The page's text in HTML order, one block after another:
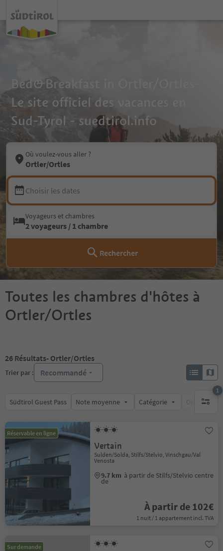
Bed&Breakfast in Ortler/Ortles-
Le site officiel des vacances en
Sud-Tyrol - suedtirol.info
Où voulez-vous aller ?
Ortler/Ortles
Choisir les dates
Voyageurs et chambres
2 voyageurs / 1 chambre
Rechercher
Toutes les chambres d'hôtes à
Ortler/Ortles
26 Résultats- Ortler/Ortles
Trier par : Recommandé
Südtirol Guest Pass Note moyenne Catégorie Options de
1
1 filtre
Réservable en ligne
Vertain
Sulden/Solda, Stilfs/Stelvio, Vinschgau/Val
Venosta
9.7 km à partir de Stilfs/Stelvio centre
de
À partir de 102€
1 nuit / 1 appartement incl. TVA
Sur demande